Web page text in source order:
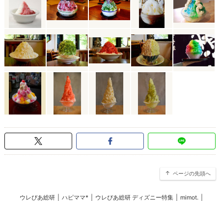
ページの先頭へ
ウレぴあ総研 ハピママ* ウレぴあ総研 ディズニー特集 mimot.